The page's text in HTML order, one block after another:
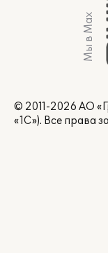
Мы в Max
© 2011-2026 АО
«1С»). Все права